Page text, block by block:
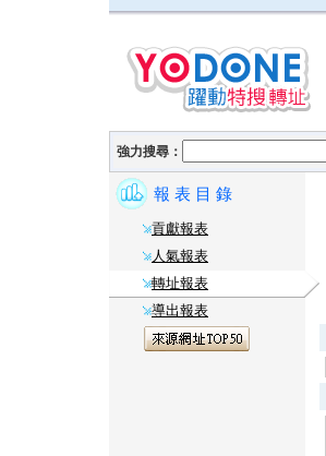
強力搜尋：
報 表 目 錄
貢獻報表
人氣報表
轉址報表
導出報表